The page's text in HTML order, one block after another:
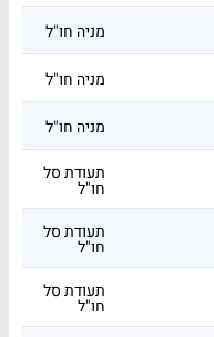
מניה חו"ל
מניה חו"ל
מניה חו"ל
תעודת סל
חו"ל
תעודת סל
חו"ל
תעודת סל
חו"ל